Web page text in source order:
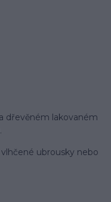
dřevěném lakovaném
ubrousky nebo